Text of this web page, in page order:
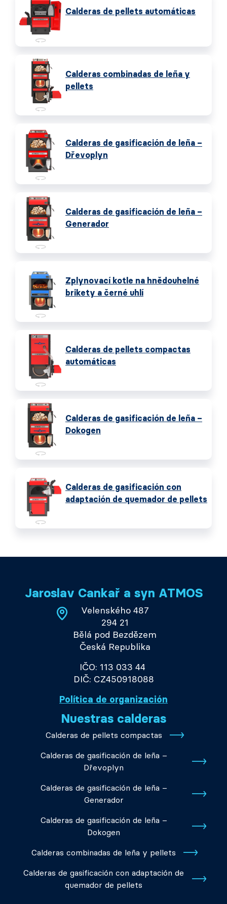
Calderas de pellets automáticas
Calderas combinadas de leña y
pellets
Calderas de gasificación de leña –
Dřevoplyn
Calderas de gasificación de leña –
Generador
Zplynovací kotle na hnědouhelné
brikety a černé uhlí
Calderas de pellets compactas
automáticas
Calderas de gasificación de leña –
Dokogen
Calderas de gasificación con
adaptación de quemador de pellets
Jaroslav Cankař a syn ATMOS
Velenského 487
294 21
Bělá pod Bezdězem
Česká Republika
IČO: 113 033 44
DIČ: CZ450918088
Política de organización
Nuestras calderas
Calderas de pellets compactas
Calderas de gasificación de leña –
Dřevoplyn
Calderas de gasificación de leña –
Generador
Calderas de gasificación de leña –
Dokogen
Calderas combinadas de leña y pellets
Calderas de gasificación con adaptación de
quemador de pellets